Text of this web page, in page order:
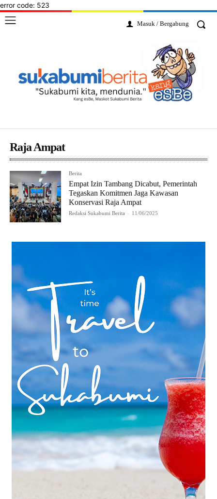
error code: 523
Masuk / Bergabung
Raja Ampat
Berita
Empat Izin Tambang Dicabut, Pemerintah
Tegaskan Komitmen Jaga Kawasan
Konservasi Raja Ampat
Redaksi Sukabumi Berita - 11/06/2025